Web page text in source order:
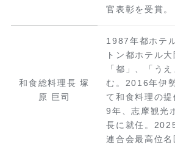
官表彰を受賞。
和食総料理長 塚
原 巨司
1987年都ホテ
トン都ホテル
「都」、「う
む。2016年伊
て和食料理の
9年、志摩観光
長に就任。
連合会最高位名